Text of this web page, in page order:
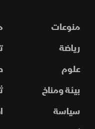
منوعات
رياضة
علوم
بيئة ومناخ
سياسة